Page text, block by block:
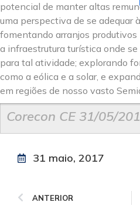
potencial de manter altas
uma perspectiva de se adequar
fomentando arranjos produtivos
a infraestrutura turística onde
para tal atividade; explorando
como a eólica e a solar, e
em regiões de nosso vasto
Corecon CE 31/05/
31 maio, 2017
ANTERIOR